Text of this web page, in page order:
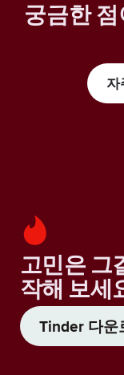
궁금한
자
고민은 그
작해 보세
Tinder 다운